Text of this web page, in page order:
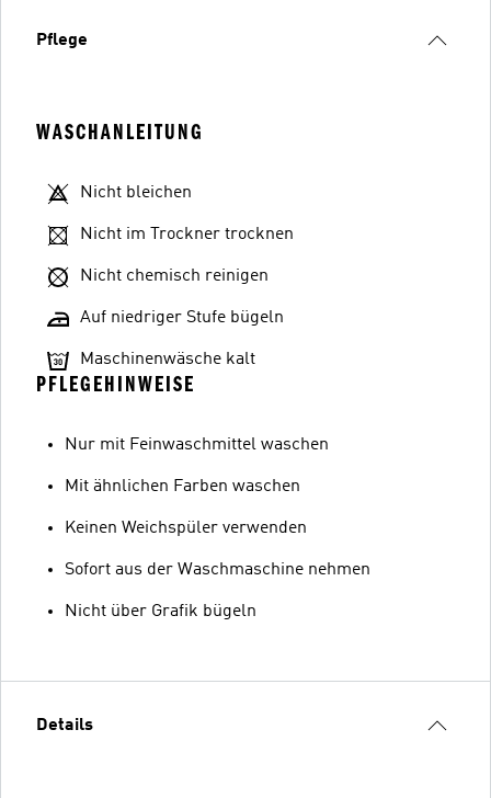
Pflege
WASCHANLEITUNG
Nicht bleichen
Nicht im Trockner trocknen
Nicht chemisch reinigen
Auf niedriger Stufe bügeln
Maschinenwäsche kalt
PFLEGEHINWEISE
Nur mit Feinwaschmittel waschen
Mit ähnlichen Farben waschen
Keinen Weichspüler verwenden
Sofort aus der Waschmaschine nehmen
Nicht über Grafik bügeln
Details